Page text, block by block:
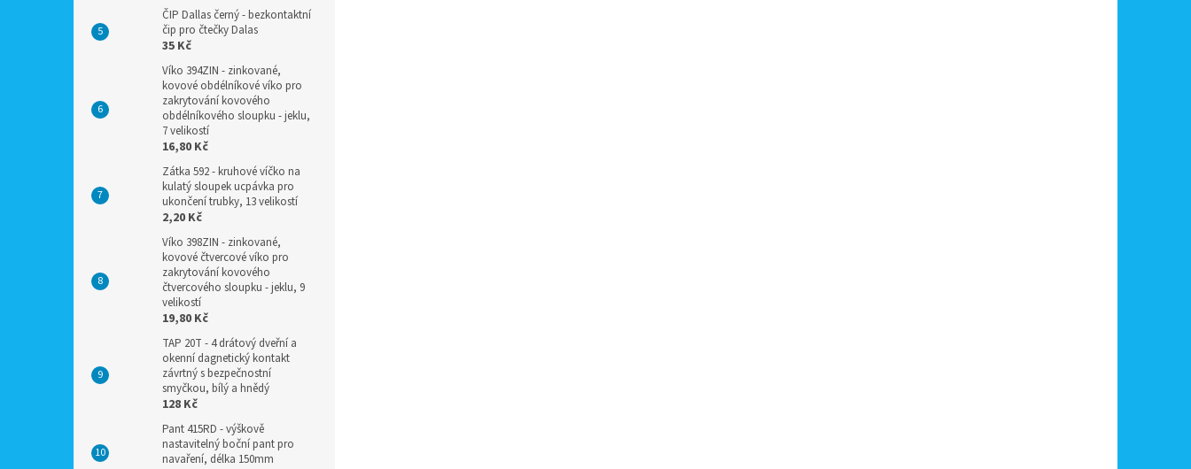
ČIP Dallas černý - bezkontaktní
čip pro čtečky Dalas
35 Kč
Víko 394ZIN - zinkované,
kovové obdélníkové víko pro
zakrytování kovového
obdélníkového sloupku - jeklu,
7 velikostí
16,80 Kč
Zátka 592 - kruhové víčko na
kulatý sloupek ucpávka pro
ukončení trubky, 13 velikostí
2,20 Kč
Víko 398ZIN - zinkované,
kovové čtvercové víko pro
zakrytování kovového
čtvercového sloupku - jeklu, 9
velikostí
19,80 Kč
TAP 20T - 4 drátový dveřní a
okenní dagnetický kontakt
závrtný s bezpečnostní
smyčkou, bílý a hnědý
128 Kč
Pant 415RD - výškově
nastavitelný boční pant pro
navaření, délka 150mm